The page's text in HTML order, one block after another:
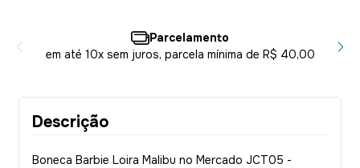
Parcelamento
em até 10x sem juros, parcela mínima de R$ 40,00
Descrição
Boneca Barbie Loira Malibu no Mercado JCT05 -